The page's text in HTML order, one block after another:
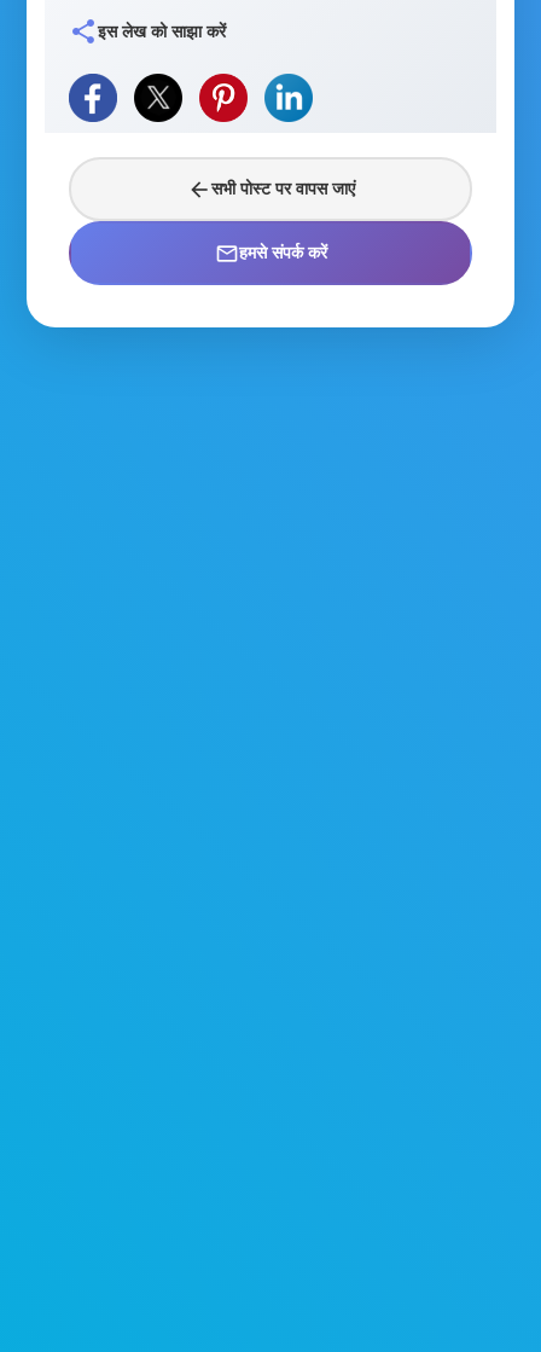
shareइस लेख को साझा करें
arrow_backसभी पोस्ट पर वापस जाएं
mail_outlineहमसे संपर्क करें